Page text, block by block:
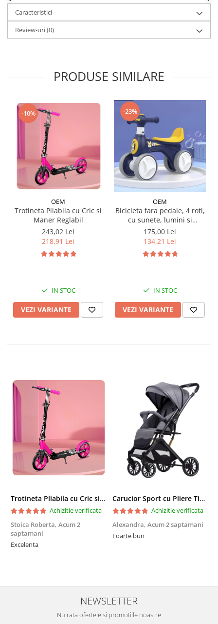
Caracteristici
Review-uri(0)
PRODUSE SIMILARE
-10%
OEM
Trotineta Pliabila cu Cric si
Maner Reglabil
243,02 Lei
218,91 Lei
IN STOC
VEZI VARIANTE
-23%
OEM
Bicicleta fara pedale, 4 roti,
cu sunete, lumini si
baloane de sapun
175,00 Lei
134,21 Lei
IN STOC
VEZI VARIANTE
Trotineta Pliabila cu Cric si Maner Reglabil
Achizitie verificata
Stoica Roberta, Acum 2
saptamani
Excelenta
Carucior Sport cu Pliere Tip Troller si Maner Reversibil - Gri
Achizitie verificata
Alexandra, Acum 2 saptamani
Foarte bun
NEWSLETTER
Nu rata ofertele si promotiile noastre